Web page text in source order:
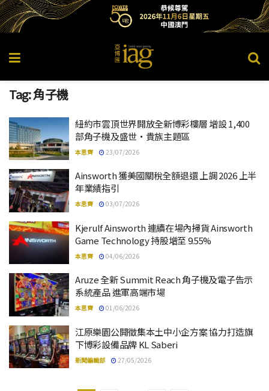
Tag:角子機
紐約市雲頂世界開放全新博彩樓層 增設 1,400
部角子機及盛世・貴族主題區
本思齊 23/07/2026
Ainsworth 獲美國關稅全額退還 上調 2026 上半
年業績指引
本思齊 03/07/2026
Kjerulf Ainsworth 連續在場內掃貨 Ainsworth
Game Technology 持股增至 9.55%
本思齊 04/06/2026
Aruze 全新 Summit Reach 角子機及電子告示
系統產品 進軍高端市場
本思齊 01/06/2026
江原樂園公開徵集本土中小企方案 協力打造旗
下博彩設備品牌 KL Saberi
新聞編輯部 27/05/2026